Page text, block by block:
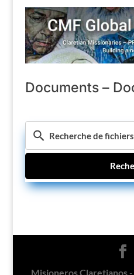
Documents –
Misioneros Claretianos